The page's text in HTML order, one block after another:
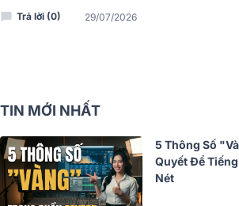
Trả lời (0) 29/07/2026
TIN MỚI NHẤT
5 Thông Số
Quyết Để Tiếng
Nét